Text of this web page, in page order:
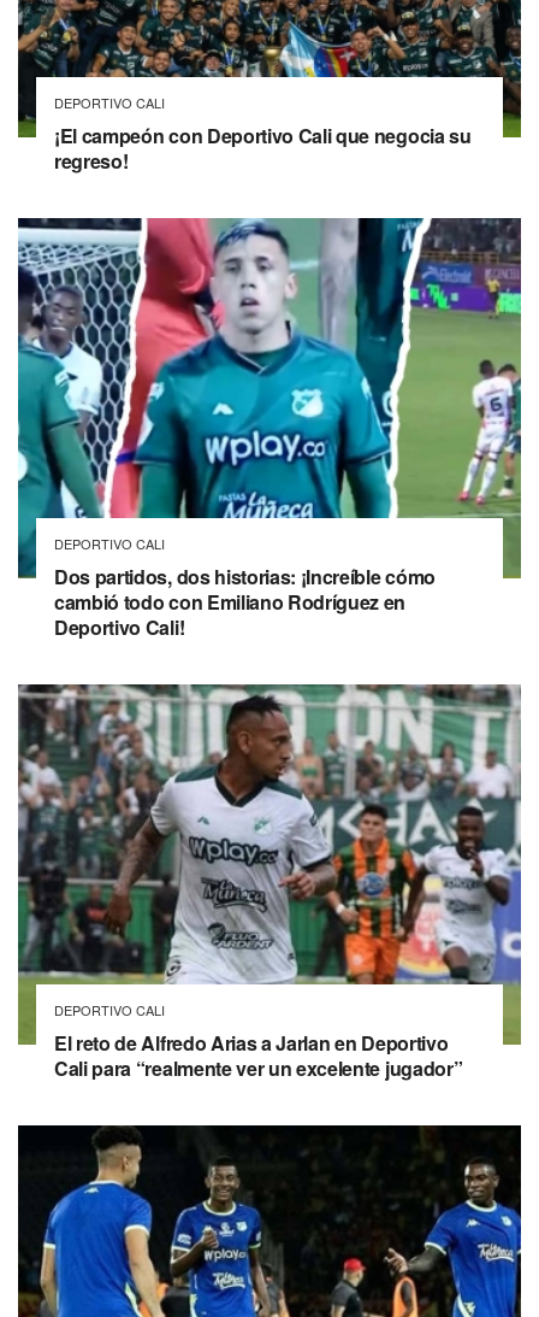
DEPORTIVO CALI
¡El campeón con Deportivo Cali que negocia su
regreso!
DEPORTIVO CALI
Dos partidos, dos historias: ¡Increíble cómo
cambió todo con Emiliano Rodríguez en
Deportivo Cali!
DEPORTIVO CALI
El reto de Alfredo Arias a Jarlan en Deportivo
Cali para “realmente ver un excelente jugador”